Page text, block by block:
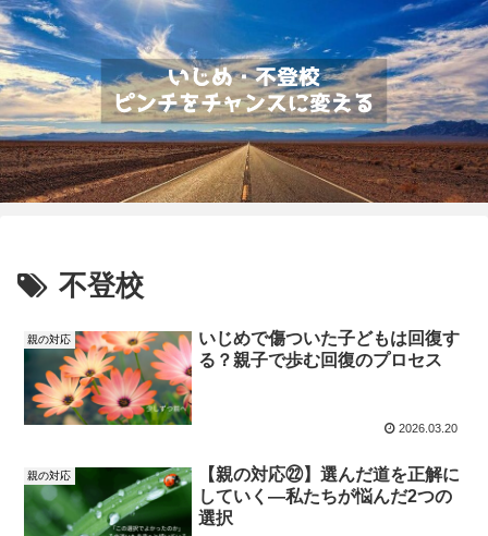
不登校
親の対応
いじめで傷ついた子どもは回復す
る？親子で歩む回復のプロセス
2026.03.20
親の対応
【親の対応㉒】選んだ道を正解に
していく―私たちが悩んだ2つの
選択